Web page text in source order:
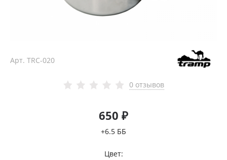
Арт. TRC-020
0 отзывов
650 ₽
+6.5 ББ
Цвет: